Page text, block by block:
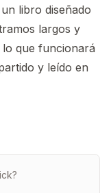
libro diseñado
largos y
que funcionará
y leído en